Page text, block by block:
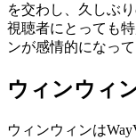
を交わし、久しぶ
視聴者にとっても
ンが感情的になっ
ウィンウィ
ウィンウィンは